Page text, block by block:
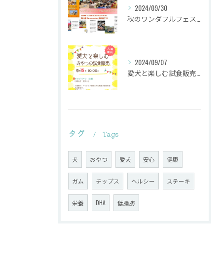
2024/09/30
2024/09/07
タグ Tags
犬 おやつ 愛犬 安心 健康
ガム チップス ヘルシー ステーキ
栄養 DHA 低脂肪